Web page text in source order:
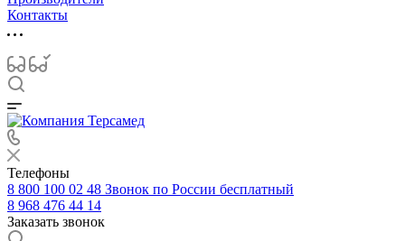
Контакты
Телефоны
8 800 100 02 48 Звонок по России бесплатный
8 968 476 44 14
Заказать звонок